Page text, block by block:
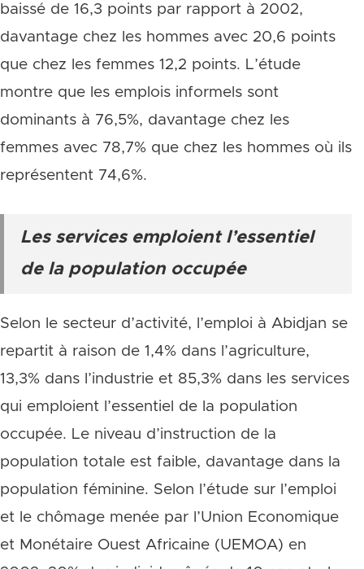
baissé de 16,3 points par rapport à 2002,
davantage chez les hommes avec 20,6 points
que chez les femmes 12,2 points. L’étude
montre que les emplois informels sont
dominants à 76,5%, davantage chez les
femmes avec 78,7% que chez les hommes où ils
représentent 74,6%.
Les services emploient l’essentiel
de la population occupée
Selon le secteur d’activité, l’emploi à Abidjan se
repartit à raison de 1,4% dans l’agriculture,
13,3% dans l’industrie et 85,3% dans les services
qui emploient l’essentiel de la population
occupée. Le niveau d’instruction de la
population totale est faible, davantage dans la
population féminine. Selon l’étude sur l’emploi
et le chômage menée par l’Union Economique
et Monétaire Ouest Africaine (UEMOA) en